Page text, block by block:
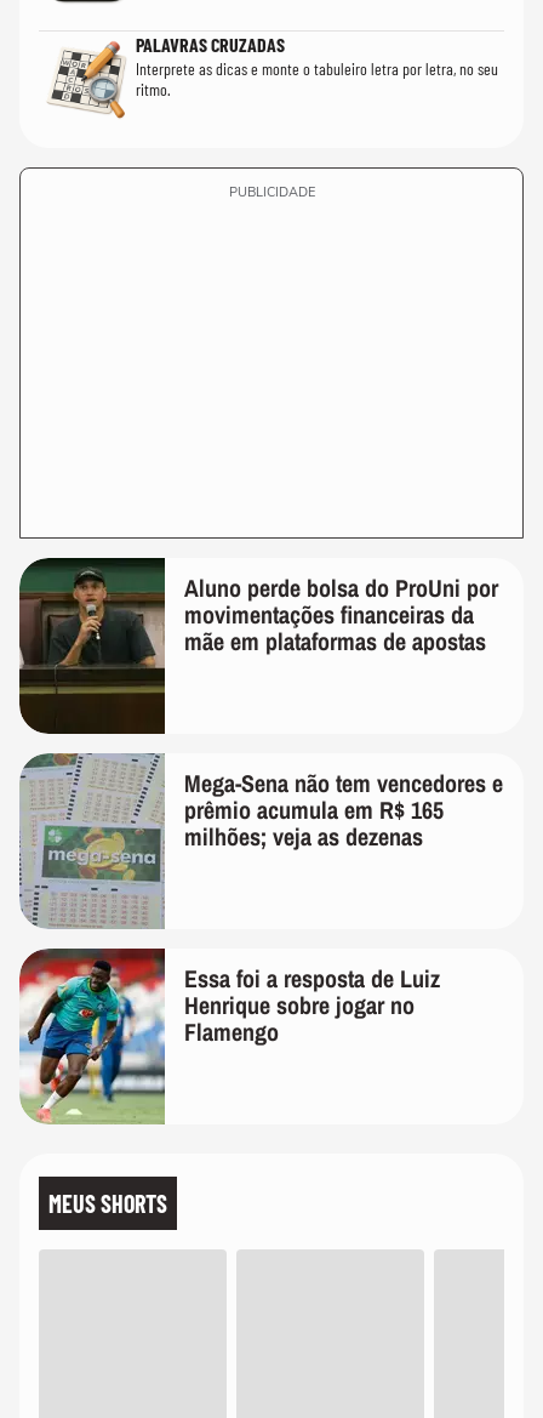
PALAVRAS CRUZADAS
Interprete as dicas e monte o tabuleiro letra por letra, no seu
ritmo.
PUBLICIDADE
Aluno perde bolsa do ProUni por
movimentações financeiras da
mãe em plataformas de apostas
Mega-Sena não tem vencedores e
prêmio acumula em R$ 165
milhões; veja as dezenas
Essa foi a resposta de Luiz
Henrique sobre jogar no
Flamengo
MEUS SHORTS